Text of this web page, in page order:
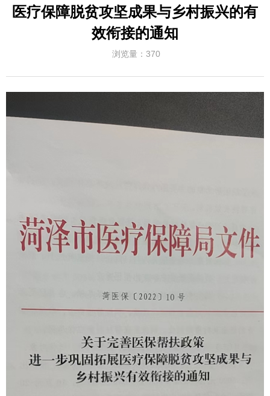
医疗保障脱贫攻坚成果与乡村振兴的有
效衔接的通知
浏览量： 370